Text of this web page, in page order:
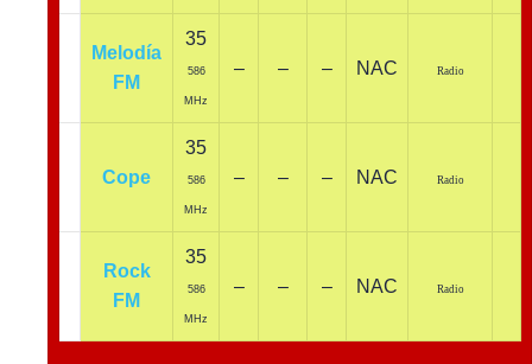
Melodía
FM
35
586
MHz
– – – NAC Radio
Cope
35
586
MHz
– – – NAC Radio
Rock
FM
35
586
MHz
– – – NAC Radio